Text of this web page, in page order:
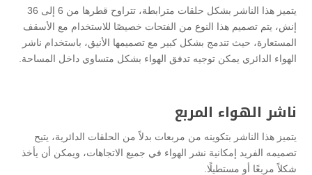
يتميز هذا الناشر بشكل حلقات مترابطة، تتراوح قطرها من 6 إلى 36
إنش، يتم تصميم هذا النوع من الفتحات خصيصًا للاستخدام مع الأسقف
المستعارة، حيث تندمج بشكل كبير مع تصميمها الأنيق، باستخدام ناشر
الهواء الدائري يمكن توجيه تدفق الهواء بشكل متساوي داخل المساحة.
ناشر الهواء المربع
يتميز هذا الناشر بتكوينه من مربعات بدلاً من الحلقات الدائرية، يتيح
تصميمه الفريد إمكانية نشر الهواء في جميع الاتجاهات، ويمكن أن يأخذ
شكلاً مربعًا أو مستطيلًا.